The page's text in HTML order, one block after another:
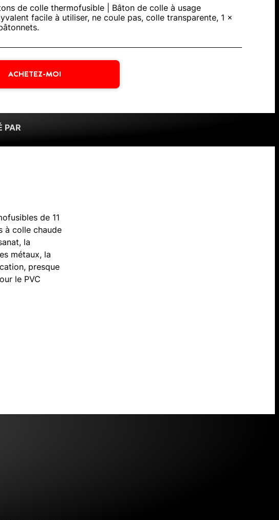
de colle thermofusible | Bâton de colle à usage
facile à utiliser, ne coule pas, colle transparente, 1 x
ACHETEZ-MOI
PAR
de 11
à colle chaude
la
métaux, la
presque
le PVC